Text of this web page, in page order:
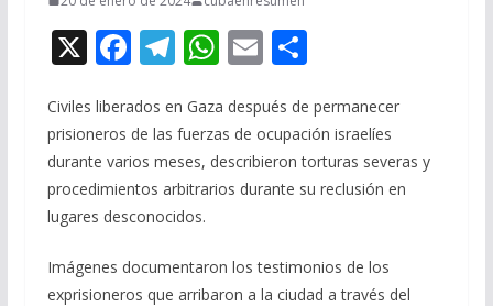
X F
e
b
o
o
k
T
e
gr
a
m
W
at
s
A
p
E
ai
l
C
m
p
ar
r
Civiles liberados en Gaza después de permanecer
prisioneros de las fuerzas de ocupación israelíes
durante varios meses, describieron torturas severas y
procedimientos arbitrarios durante su reclusión en
lugares desconocidos.
Imágenes documentaron los testimonios de los
exprisioneros que arribaron a la ciudad a través del